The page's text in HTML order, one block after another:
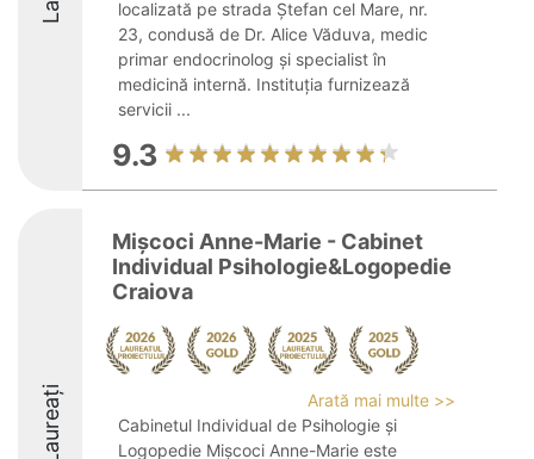
localizată pe strada Ștefan cel Mare, nr.
23, condusă de Dr. Alice Văduva, medic
primar endocrinolog și specialist în
medicină internă. Instituția furnizează
servicii ...
9.3
Laureați
Mișcoci Anne-Marie - Cabinet
Individual Psihologie&Logopedie
Craiova
Arată mai multe >>
Cabinetul Individual de Psihologie și
Logopedie Mișcoci Anne-Marie este